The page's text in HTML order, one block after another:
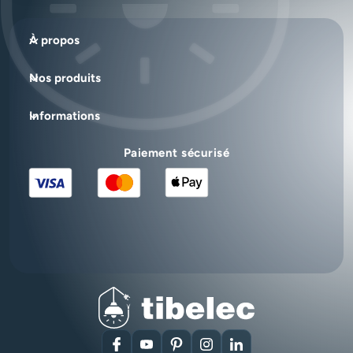
À propos
Nos produits
Informations
Paiement sécurisé